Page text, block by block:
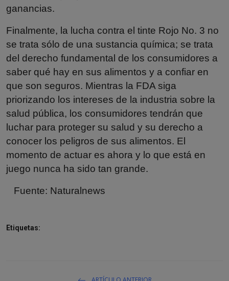
ganancias.
Finalmente, la lucha contra el tinte Rojo No. 3 no
se trata sólo de una sustancia química; se trata
del derecho fundamental de los consumidores a
saber qué hay en sus alimentos y a confiar en
que son seguros. Mientras la FDA siga
priorizando los intereses de la industria sobre la
salud pública, los consumidores tendrán que
luchar para proteger su salud y su derecho a
conocer los peligros de sus alimentos. El
momento de actuar es ahora y lo que está en
juego nunca ha sido tan grande.
Fuente: Naturalnews
Etiquetas: